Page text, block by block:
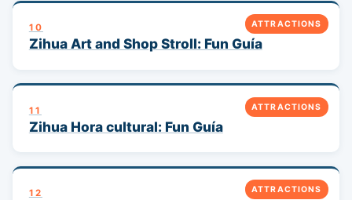
ATTRACTIONS
10
Zihua Art and Shop Stroll: Fun Guía
ATTRACTIONS
11
Zihua Hora cultural: Fun Guía
ATTRACTIONS
12